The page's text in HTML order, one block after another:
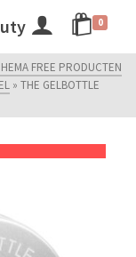
0
FREE PRODUCTEN
» THE GELBOTTLE